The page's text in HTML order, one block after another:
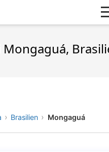
Brasilien Mongaguá